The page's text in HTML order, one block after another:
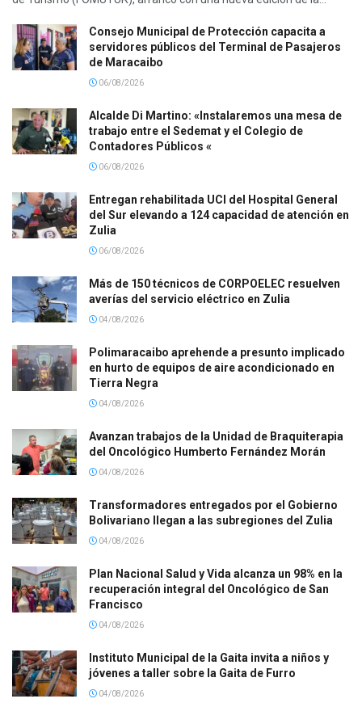
Consejo Municipal de Protección capacita a
servidores públicos del Terminal de Pasajeros
de Maracaibo
06/08/2026
Alcalde Di Martino: «Instalaremos una mesa de
trabajo entre el Sedemat y el Colegio de
Contadores Públicos «
06/08/2026
Entregan rehabilitada UCI del Hospital General
del Sur elevando a 124 capacidad de atención en
Zulia
06/08/2026
Más de 150 técnicos de CORPOELEC resuelven
averías del servicio eléctrico en Zulia
04/08/2026
Polimaracaibo aprehende a presunto implicado
en hurto de equipos de aire acondicionado en
Tierra Negra
04/08/2026
Avanzan trabajos de la Unidad de Braquiterapia
del Oncológico Humberto Fernández Morán
04/08/2026
Transformadores entregados por el Gobierno
Bolivariano llegan a las subregiones del Zulia
04/08/2026
Plan Nacional Salud y Vida alcanza un 98% en la
recuperación integral del Oncológico de San
Francisco
04/08/2026
Instituto Municipal de la Gaita invita a niños y
jóvenes a taller sobre la Gaita de Furro
04/08/2026